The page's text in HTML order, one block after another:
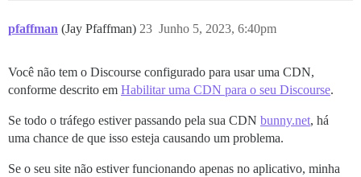
pfaffman (Jay Pfaffman) Junho 5, 2023, 6:40pm
23
Você não tem o Discourse configurado para usar uma CDN,
conforme descrito em Habilitar uma CDN para o seu Discourse.
Se todo o tráfego estiver passando pela sua CDN bunny.net, há
uma chance de que isso esteja causando um problema.
Se o seu site não estiver funcionando apenas no aplicativo, minha